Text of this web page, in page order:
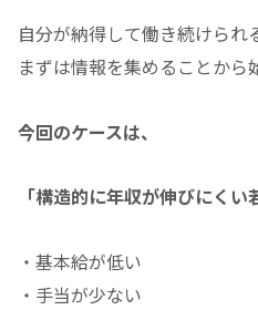
自分が納得して働き続けられ
まずは情報を集めることから
今回のケースは、
「構造的に年収が伸びにくい
・基本給が低い
・手当が少ない